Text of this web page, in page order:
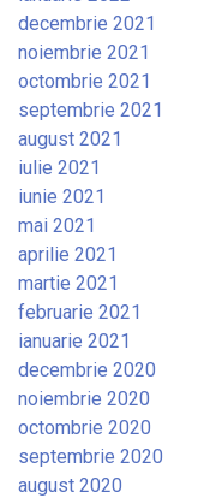
decembrie 2021
noiembrie 2021
octombrie 2021
septembrie 2021
august 2021
iulie 2021
iunie 2021
mai 2021
aprilie 2021
martie 2021
februarie 2021
ianuarie 2021
decembrie 2020
noiembrie 2020
octombrie 2020
septembrie 2020
august 2020